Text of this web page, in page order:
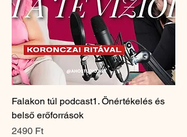
Falakon túl podcast1. Önértékelés és
belső erőforrások
Ár
2490 Ft